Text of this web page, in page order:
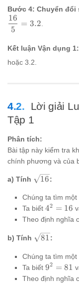
{\dfrac{5C}
{16}} = C
\times
\dfrac{16}
{5C} =
\dfrac{16}
Bước 4: Chuyển đổi
\dfrac{16}
{5} = 3.2
5
16
= 3.2.
Kết luận Vận dụng 1:
hoặc 3.2.
Lời giải
Tập 1
Phân tích:
Bài tập này kiểm tra
chính phương và của
a) Tính \sqrt{16}
16:
Chúng ta tìm một
Ta biết 4^2
=
42 = 16
Theo định nghĩa
b) Tính \sqrt{81}
81:
Chúng ta tìm một
Ta biết 9^2
=
92 = 81
Theo định nghĩa